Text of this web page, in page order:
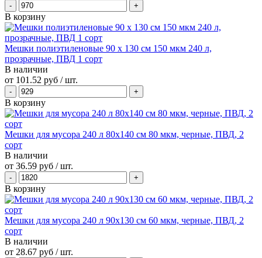
В корзину
Мешки полиэтиленовые 90 х 130 см 150 мкм 240 л,
прозрачные, ПВД 1 сорт
В наличии
от 101.52 руб / шт.
В корзину
Мешки для мусора 240 л 80х140 см 80 мкм, черные, ПВД, 2
сорт
В наличии
от 36.59 руб / шт.
В корзину
Мешки для мусора 240 л 90х130 см 60 мкм, черные, ПВД, 2
сорт
В наличии
от 28.67 руб / шт.